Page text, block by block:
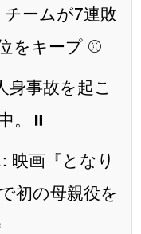
ームが7連敗
をキープ ⚾️
身事故を起こ
。⏸️
映画『となり
初の母親役を